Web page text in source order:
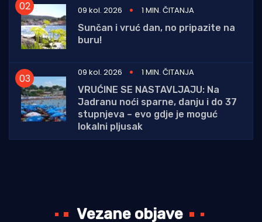
09 kol. 2026
1 MIN. ČITANJA
Sunčan i vruć dan, no pripazite na
buru!
09 kol. 2026
1 MIN. ČITANJA
VRUĆINE SE NASTAVLJAJU: Na
Jadranu noći sparne, danju i do 37
stupnjeva – evo gdje je moguć
lokalni pljusak
Vezane objave